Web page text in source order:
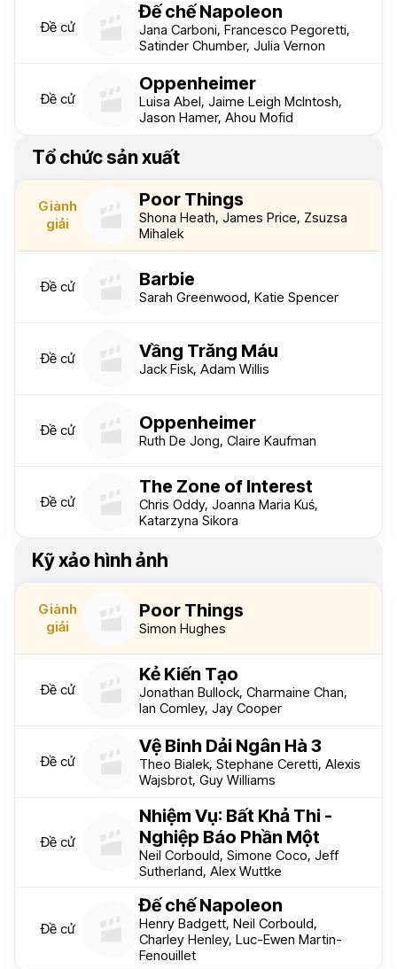
Đề cử
Đế chế Napoleon
Jana Carboni, Francesco Pegoretti,
Satinder Chumber, Julia Vernon
Đề cử
Oppenheimer
Luisa Abel, Jaime Leigh McIntosh,
Jason Hamer, Ahou Mofid
Tổ chức sản xuất
Giành
giải
Poor Things
Shona Heath, James Price, Zsuzsa
Mihalek
Đề cử Barbie
Sarah Greenwood, Katie Spencer
Đề cử Vầng Trăng Máu
Jack Fisk, Adam Willis
Đề cử Oppenheimer
Ruth De Jong, Claire Kaufman
Đề cử
The Zone of Interest
Chris Oddy, Joanna Maria Kuś,
Katarzyna Sikora
Kỹ xảo hình ảnh
Giành
giải
Poor Things
Simon Hughes
Đề cử
Kẻ Kiến Tạo
Jonathan Bullock, Charmaine Chan,
Ian Comley, Jay Cooper
Đề cử
Vệ Binh Dải Ngân Hà 3
Theo Bialek, Stephane Ceretti, Alexis
Wajsbrot, Guy Williams
Đề cử
Nhiệm Vụ: Bất Khả Thi -
Nghiệp Báo Phần Một
Neil Corbould, Simone Coco, Jeff
Sutherland, Alex Wuttke
Đề cử
Đế chế Napoleon
Henry Badgett, Neil Corbould,
Charley Henley, Luc-Ewen Martin-
Fenouillet